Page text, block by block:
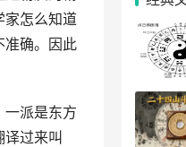
家怎么知道
准确。因此
一派是东方
过来叫